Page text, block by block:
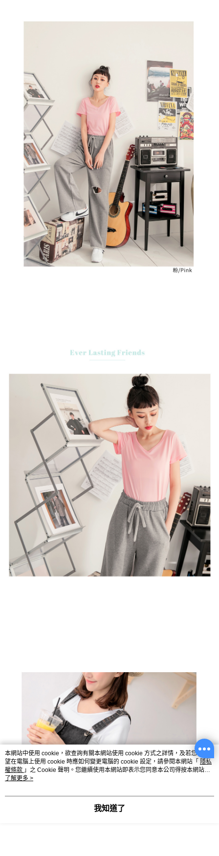
本網站中使用 cookie，欲查詢有關本網站使用 cookie 方式之詳情，及若您不希
望在電腦上使用 cookie 時應如何變更電腦的 cookie 設定，請參閱本網站「 隱私
權條款 」之 Cookie 聲明。您繼續使用本網站即表示您同意本公司得按本網站使
用條款之 Cookie 聲明使用 cookie。
了解更多 >
我知道了